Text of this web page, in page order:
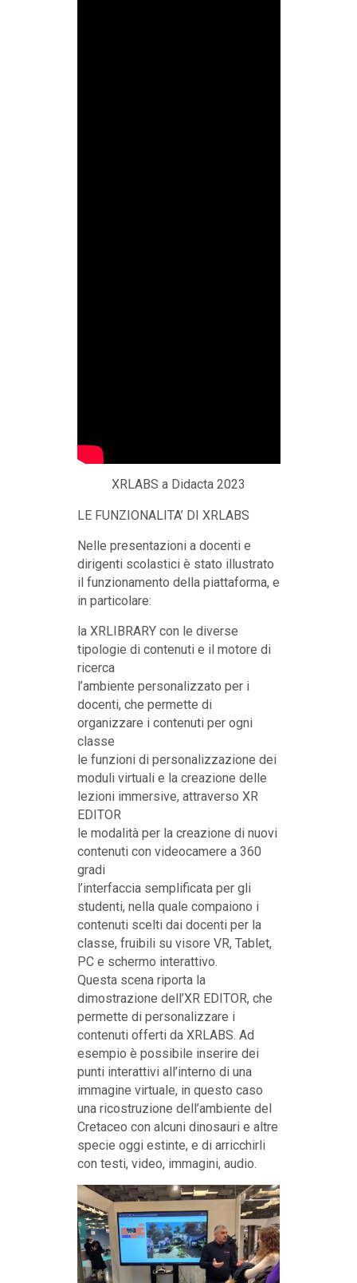
XRLABS a Didacta 2023
LE FUNZIONALITA’ DI XRLABS
Nelle presentazioni a docenti e
dirigenti scolastici è stato illustrato
il funzionamento della piattaforma, e
in particolare:
la XRLIBRARY con le diverse
tipologie di contenuti e il motore di
ricerca
l’ambiente personalizzato per i
docenti, che permette di
organizzare i contenuti per ogni
classe
le funzioni di personalizzazione dei
moduli virtuali e la creazione delle
lezioni immersive, attraverso XR
EDITOR
le modalità per la creazione di nuovi
contenuti con videocamere a 360
gradi
l’interfaccia semplificata per gli
studenti, nella quale compaiono i
contenuti scelti dai docenti per la
classe, fruibili su visore VR, Tablet,
PC e schermo interattivo.
Questa scena riporta la
dimostrazione dell’XR EDITOR, che
permette di personalizzare i
contenuti offerti da XRLABS. Ad
esempio è possibile inserire dei
punti interattivi all’interno di una
immagine virtuale, in questo caso
una ricostruzione dell’ambiente del
Cretaceo con alcuni dinosauri e altre
specie oggi estinte, e di arricchirli
con testi, video, immagini, audio.